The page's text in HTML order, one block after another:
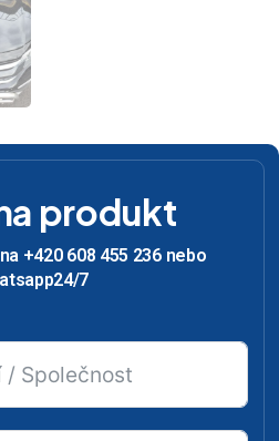
produkt
+420 608 455 236 nebo
7